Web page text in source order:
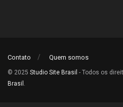
Contato Quem somos
© 2025 Studio Site Brasil - Todos os
Brasil .